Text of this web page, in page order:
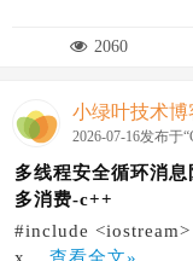
2060
小绿叶技术博
2026-07-16发布于
多线程安全循环消
多消费-c++
#include